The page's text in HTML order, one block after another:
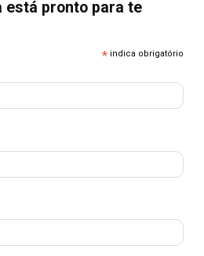
está pronto para te
* indica obrigatório